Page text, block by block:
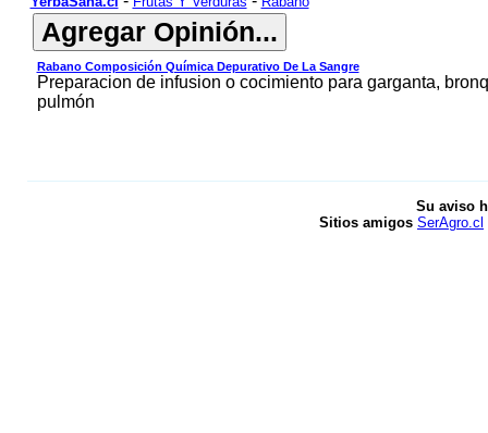
Rabano Composición Química Depurativo De La Sangre
Preparacion de infusion o cocimiento para garganta,
pulmón
Su aviso
Sitios amigos SerAgro.cl